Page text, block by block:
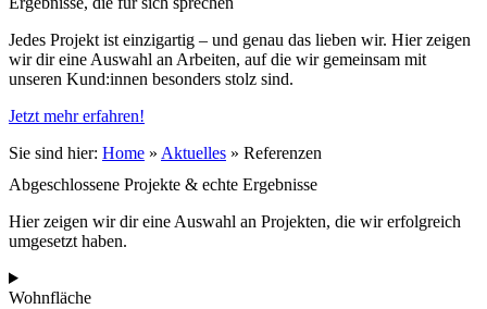
Jedes Projekt ist einzigartig – und genau das lieben wir. Hier zeigen
wir dir eine Auswahl an Arbeiten, auf die wir gemeinsam mit
unseren Kund:innen besonders stolz sind.
Jetzt mehr erfahren!
Sie sind hier: Home » Aktuelles » Referenzen
Abgeschlossene Projekte & echte Ergebnisse
Hier zeigen wir dir eine Auswahl an Projekten, die wir erfolgreich
umgesetzt haben.
Wohnfläche